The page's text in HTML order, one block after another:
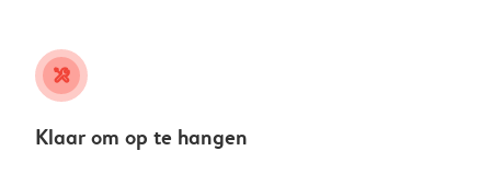
tools
Klaar om op te hangen